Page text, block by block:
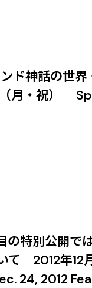
ド神話の世
月・祝） ｜
特別公開で
｜2012年12
24, 2012